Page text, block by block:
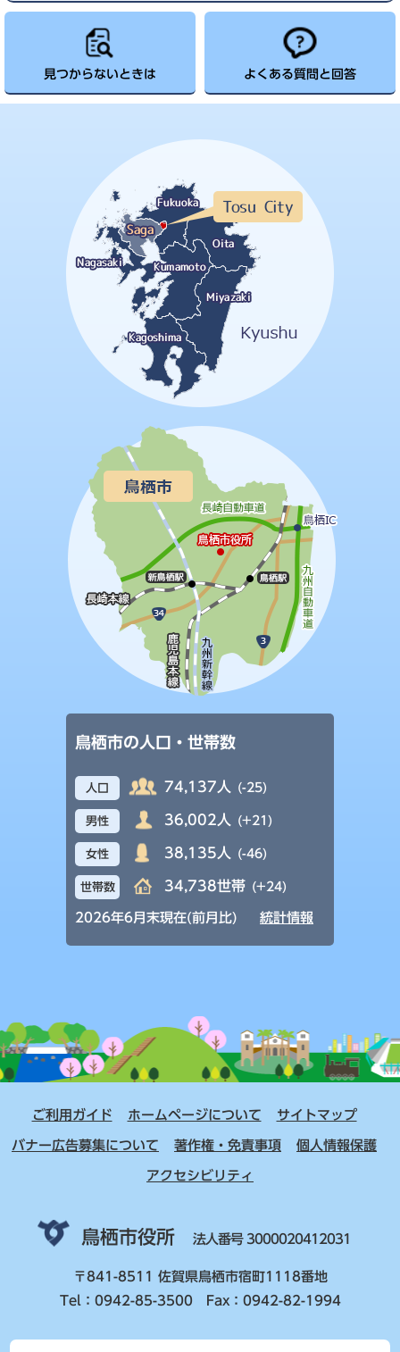
見つからないときは よくある質問と回答
鳥栖市の人口・世帯数
人口 74,137人 (-25)
男性 36,002人 (+21)
女性 38,135人 (-46)
世帯数 34,738世帯 (+24)
2026年6月末現在(前月比) 統計情報
ご利用ガイド ホームページについて サイトマップ
バナー広告募集について 著作権・免責事項 個人情報保護
アクセシビリティ
鳥栖市役所 法人番号 3000020412031
〒841-8511 佐賀県鳥栖市宿町1118番地
Tel：0942-85-3500 Fax：0942-82-1994